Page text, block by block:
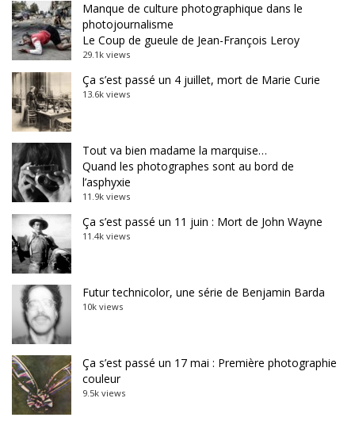
Manque de culture photographique dans le
photojournalisme
Le Coup de gueule de Jean-François Leroy
29.1k views
Ça s’est passé un 4 juillet, mort de Marie Curie
13.6k views
Tout va bien madame la marquise…
Quand les photographes sont au bord de
l’asphyxie
11.9k views
Ça s’est passé un 11 juin : Mort de John Wayne
11.4k views
Futur technicolor, une série de Benjamin Barda
10k views
Ça s’est passé un 17 mai : Première photographie
couleur
9.5k views